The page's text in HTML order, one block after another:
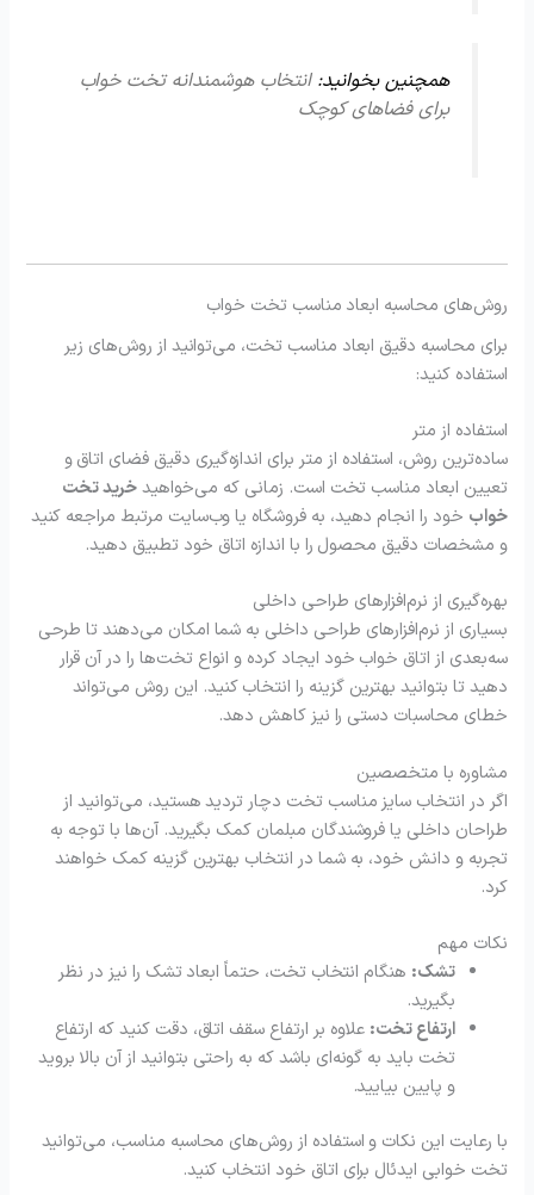
همچنین بخوانید:انتخاب هوشمندانه تخت خواب
برای فضاهای کوچک ️
روش‌های محاسبه ابعاد مناسب تخت خواب
برای محاسبه دقیق ابعاد مناسب تخت، می‌توانید از روش‌های زیر
استفاده کنید:
استفاده از متر
ساده‌ترین روش، استفاده از متر برای اندازه‌گیری دقیق فضای اتاق و
تعیین ابعاد مناسب تخت است. زمانی که می‌خواهیدخرید تخت
خواب خود را انجام دهید، به فروشگاه یا وب‌سایت مرتبط مراجعه کنید
و مشخصات دقیق محصول را با اندازه اتاق خود تطبیق دهید.
بهره‌گیری از نرم‌افزارهای طراحی داخلی
بسیاری از نرم‌افزارهای طراحی داخلی به شما امکان می‌دهند تا طرحی
سه‌بعدی از اتاق خواب خود ایجاد کرده و انواع تخت‌ها را در آن قرار
دهید تا بتوانید بهترین گزینه را انتخاب کنید. این روش می‌تواند
خطای محاسبات دستی را نیز کاهش دهد.
مشاوره با متخصصین
اگر در انتخاب سایز مناسب تخت دچار تردید هستید، می‌توانید از
طراحان داخلی یا فروشندگان مبلمان کمک بگیرید. آن‌ها با توجه به
تجربه و دانش خود، به شما در انتخاب بهترین گزینه کمک خواهند
کرد.
نکات مهم
تشک: هنگام انتخاب تخت، حتماً ابعاد تشک را نیز در نظر
بگیرید.
ارتفاع تخت: علاوه بر ارتفاع سقف اتاق، دقت کنید که ارتفاع
تخت باید به گونه‌ای باشد که به راحتی بتوانید از آن بالا بروید
و پایین بیایید.
با رعایت این نکات و استفاده از روش‌های محاسبه مناسب، می‌توانید
تخت خوابی ایدئال برای اتاق خود انتخاب کنید.